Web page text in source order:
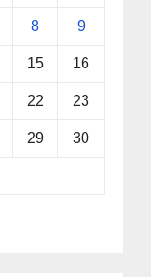
8 9
15 16
22 23
29 30